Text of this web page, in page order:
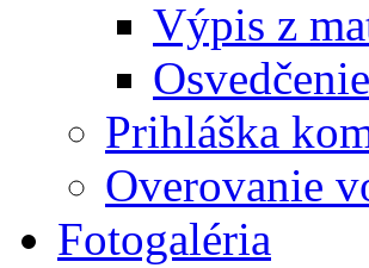
Výpis z
Prihláška
Overovanie
Fotogaléria